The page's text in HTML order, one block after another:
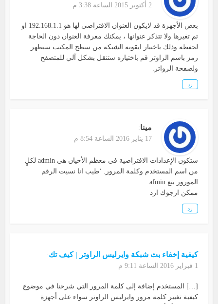
2 أكتوبر 2015 الساعة 3:38 م
بعض الأجهزة قد لايكون العنوان الاقتراضي لها هو 192.168.1.1 او
تم تغيرها ولا تتذكر عنوانها ، يمكنك معرفة العنوان دون الحاجة
لحفظه وذلك باختيار ايقونة الشبكة من سطح المكتب سيظهر
رمز باسم الراوتر قم باختياره ستنقل بشكل آلي للمتصفح
ولصفحة الرواتر.
رد
مينا:
17 يناير 2016 الساعة 8:54 م
ستكون الإعدادات الافتراضية في معظم الأحيان هي admin لكلٍ
من اسم المستخدم وكلمة المرور. ‘طيب انا نسيت الرقم
المورور بتع afmin
ممكن ارجوك ارد
رد
كيفية إخفاء بث شبكة وايرليس الراوتر | كيف تك:
1 فبراير 2016 الساعة 9:11 م
[…] المستخدم إضافة إلى كلمة المرور التي شرحنا في موضوع
كيفية تغيير كلمة مرور وايرليس الراوتر سواء على أجهزة